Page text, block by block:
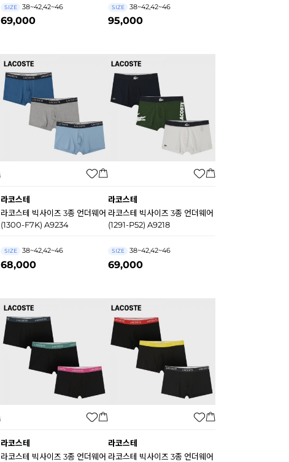
SIZE 38~42,42~46
69,000
SIZE 38~42,42~46
95,000
라코스테
라코스테 빅사이즈 3종 언더웨어
(1300-F7K) A9234
SIZE 38~42,42~46
68,000
라코스테
라코스테 빅사이즈 3종 언더웨어
(1291-P52) A9218
SIZE 38~42,42~46
69,000
라코스테
라코스테 빅사이즈 3종 언더웨어
라코스테
라코스테 빅사이즈 3종 언더웨어